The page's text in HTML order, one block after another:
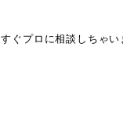
ぐプロに相談しちゃい